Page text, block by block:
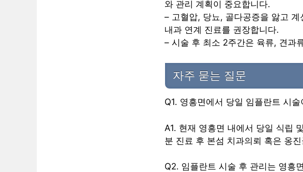
와 관리 계획이 중요합니다.
– 고혈압, 당뇨, 골다공증을 앓고
내과 연계 진료를 권장합니다.
– 시술 후 최소 2주간은 육류, 견과
자주 묻는 질문
Q1. 영흥면에서 당일 임플란트 시
A1. 현재 영흥면 내에서 당일 식립
분 진료 후 본섬 치과의뢰 혹은 옹
Q2. 임플란트 시술 후 관리는 영흥